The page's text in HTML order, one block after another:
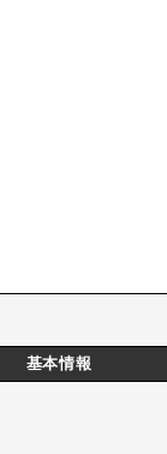
基本情報